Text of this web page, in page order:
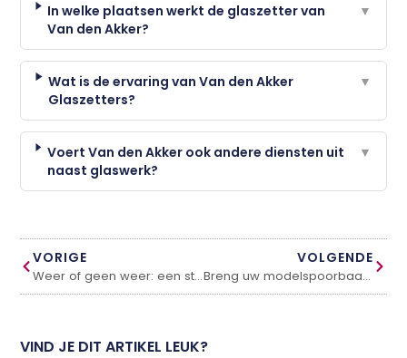
In welke plaatsen werkt de glaszetter van
Van den Akker?
▼
Wat is de ervaring van Van den Akker
Glaszetters?
▼
Voert Van den Akker ook andere diensten uit
naast glaswerk?
▼
VORIGE
Weer of geen weer: een strandhuisje huren kan altijd
VOLGENDE
Breng uw modelspoorbaan naar een hoger niveau met iTrain
VIND JE DIT ARTIKEL LEUK?